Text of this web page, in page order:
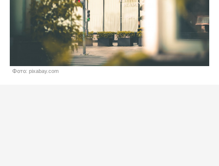
Фото: pixabay.com